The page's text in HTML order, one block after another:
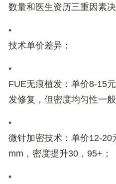
数量和医生资历三重因素决
•
技术单价差异：
•
FUE无痕植发：单价8-15
发修复，但密度均匀性一般
•
微针加密技术：单价12-20
mm，密度提升30，95+；
•